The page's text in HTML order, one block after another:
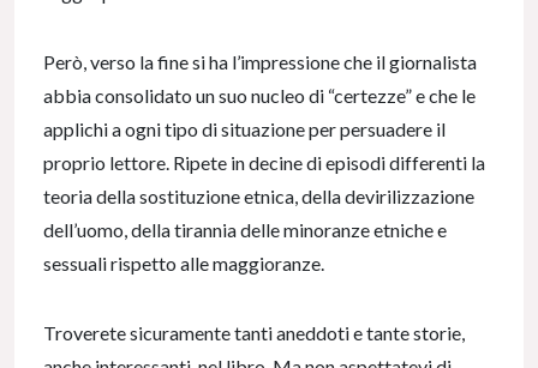
Però, verso la fine si ha l’impressione che il giornalista
abbia consolidato un suo nucleo di “certezze” e che le
applichi a ogni tipo di situazione per persuadere il
proprio lettore. Ripete in decine di episodi differenti la
teoria della sostituzione etnica, della devirilizzazione
dell’uomo, della tirannia delle minoranze etniche e
sessuali rispetto alle maggioranze.
Troverete sicuramente tanti aneddoti e tante storie,